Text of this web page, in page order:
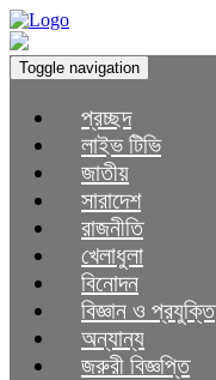
Toggle navigation
প্রচ্ছদ
লাইভ টিভি
জাতীয়
সারাদেশ
রাজনীতি
খেলাধুলা
বিনোদন
বিজ্ঞান ও প্রযুক্তি
অন্যান্য
জরুরী বিজ্ঞপ্তি